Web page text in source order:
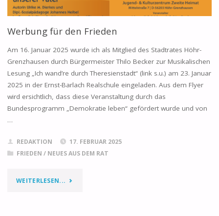
Werbung für den Frieden
Am 16. Januar 2025 wurde ich als Mitglied des Stadtrates Höhr-
Grenzhausen durch Bürgermeister Thilo Becker zur Musikalischen
Lesung „Ich wand’re durch Theresienstadt“ (link s.u.) am 23. Januar
2025 in der Ernst-Barlach Realschule eingeladen. Aus dem Flyer
wird ersichtlich, dass diese Veranstaltung durch das
Bundesprogramm „Demokratie leben“ gefördert wurde und von
…
REDAKTION
17. FEBRUAR 2025
FRIEDEN / NEUES AUS DEM RAT
WEITERLESEN... "WERBUNG